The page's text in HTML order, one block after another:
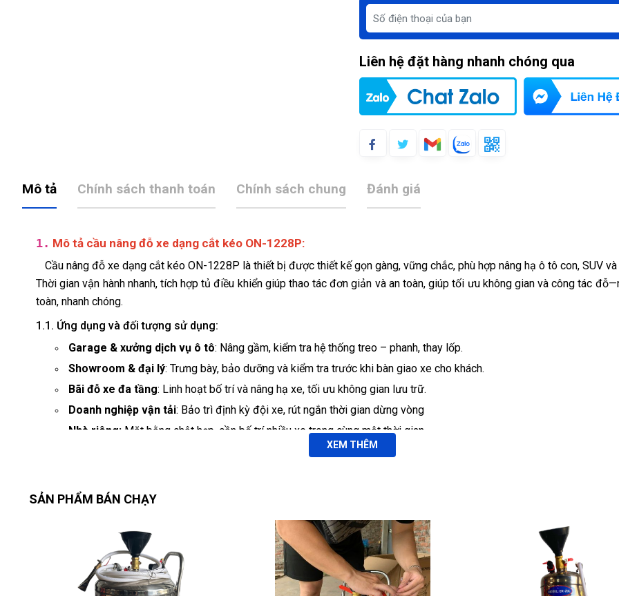
Liên hệ đặt hàng nhanh chóng qua
Mô tả Chính sách thanh toán Chính sách chung Đánh giá
1. Mô tả cầu nâng đỗ xe dạng cắt kéo ON-1228P:
Cầu nâng đỗ xe dạng cắt kéo ON-1228P là thiết bị được thiết kế gọn gàng, vững chắc, phù hợp nâng hạ ô tô con, SUV và
Thời gian vận hành nhanh, tích hợp tủ điều khiển giúp thao tác đơn giản và an toàn, giúp tối ưu không gian và công tác
toàn, nhanh chóng.
1.1. Ứng dụng và đối tượng sử dụng:
Garage & xưởng dịch vụ ô tô: Nâng gầm, kiểm tra hệ thống treo – phanh, thay lốp.
Showroom & đại lý: Trưng bày, bảo dưỡng và kiểm tra trước khi bàn giao xe cho khách.
Bãi đỗ xe đa tầng: Linh hoạt bố trí và nâng hạ xe, tối ưu không gian lưu trữ.
Doanh nghiệp vận tải: Bảo trì định kỳ đội xe, rút ngắn thời gian dừng vòng
Nhà riêng: Mặt bằng chật hẹp, cần bố trí nhiều xe trong cùng một thời gian.
Nâng xe chỉ trong
📐 Thiết kế gọn gàng, tiết kiệm không gian
Cơ cấu cắt kéo low-profile, lắp đặt dễ dàng trong bãi trần thấp hoặc hầm đỗ, không chiếm diện tích khi idle.
🛡️ Độ ổn định & an toàn tuyệt đối
Khung thép chịu lực dày, van thủy lực chống tụt áp và khóa chốt cơ khí nhiều nấc giữ xe cố định vững chắc.
XEM THÊM
SẢN PHẨM BÁN CHẠY